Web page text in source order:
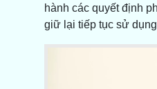
hành các quyết định
giữ lại tiếp tục sử